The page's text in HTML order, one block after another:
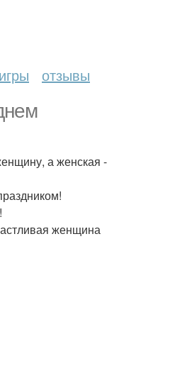
игры отзывы
а женская -
женщина